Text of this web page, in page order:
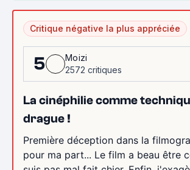
Critique négative la plus appréciée
5
Moizi
2572 critiques
La cinéphilie comme
drague !
Première déception dans la
pour ma part... Le film a beau être